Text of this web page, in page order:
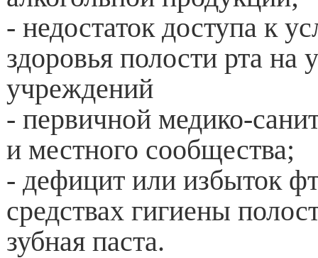
- недостаток доступа к
здоровья полости рта на
учреждений
- первичной медико-
и местного сообщества;
- дефицит или избыток
средствах гигиены
зубная паста.